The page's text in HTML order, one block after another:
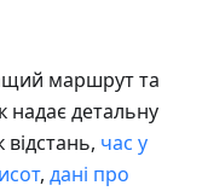
маршрут та
надає детальну
час у
, дані про